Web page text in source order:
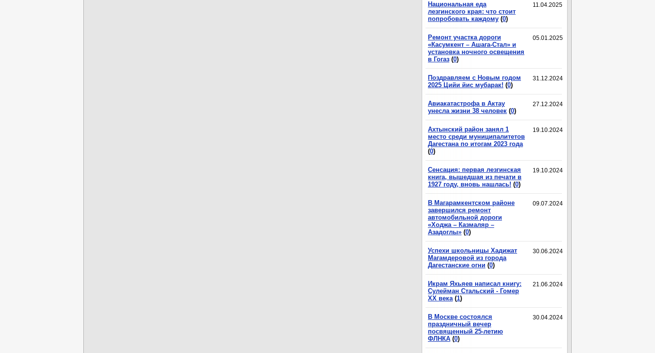
11.04.2025
Национальная еда
лезгинского края: что стоит
попробовать каждому (0)
05.01.2025
Ремонт участка дороги
«Касумкент – Ашага-Стал» и
установка ночного освещения
в Гогаз (0)
31.12.2024
Поздравляем с Новым годом
2025 Цийи йис мубарак! (0)
27.12.2024
Авиакатастрофа в Актау
унесла жизни 38 человек (0)
19.10.2024
Ахтынский район занял 1
место среди муниципалитетов
Дагестана по итогам 2023 года
(0)
19.10.2024
Сенсация: первая лезгинская
книга, вышедшая из печати в
1927 году, вновь нашлась! (0)
09.07.2024
В Магарамкентском районе
завершился ремонт
автомобильной дороги
«Ходжа – Казмаляр –
Азадоглы» (0)
30.06.2024
Успехи школьницы Хадижат
Магамдеровой из города
Дагестанские огни (0)
21.06.2024
Икрам Яхьяев написал книгу:
Сулейман Стальский - Гомер
XX века (1)
30.04.2024
В Москве состоялся
праздничный вечер
посвященный 25-летию
ФЛНКА (0)